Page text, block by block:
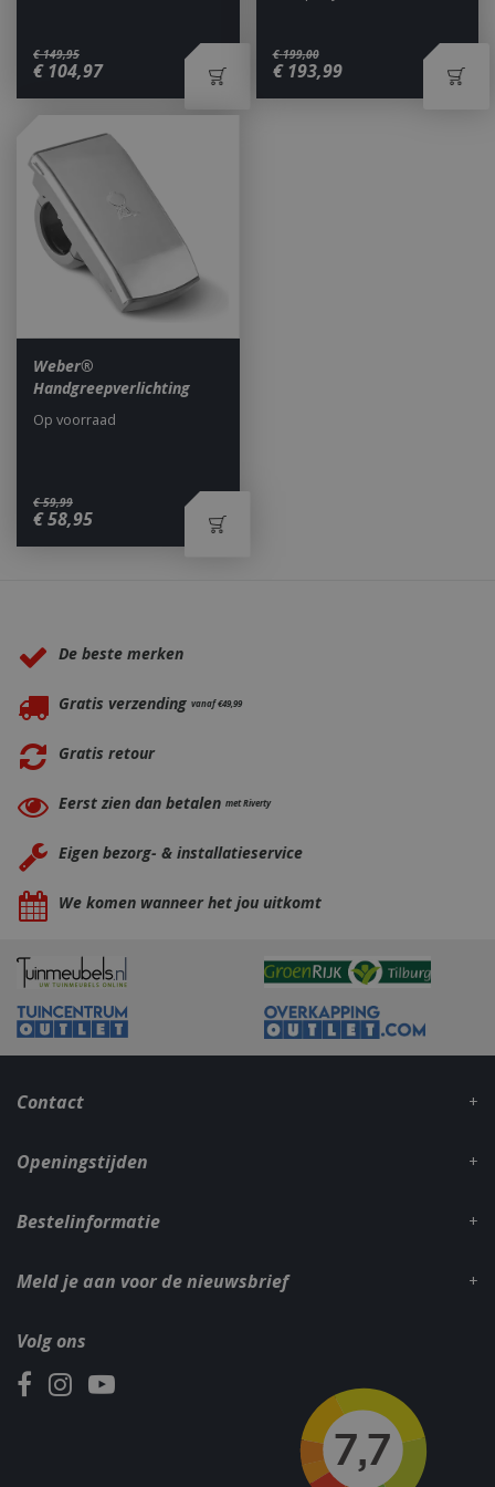
€ 149,95
€ 104,97
€ 199,00
€ 193,99
Weber®
Handgreepverlichting
€ 59,99
€58,95
Op voorraad
De beste merken
Gratis verzending vanaf €49,99
Gratis retour
Eerst zien dan betalen met Riverty
Eigen bezorg- & installatieservice
We komen wanneer het jou uitkomt
Contact
Volg ons
Openingstijden
Bestelinformatie
Meld je aan voor de nieuwsbrief
Google LLC
1 jaar
VISITOR_PRIVACY_METADATA
YouTube
.youtube.com
Aanbieder/ Domein
Vervaldatum